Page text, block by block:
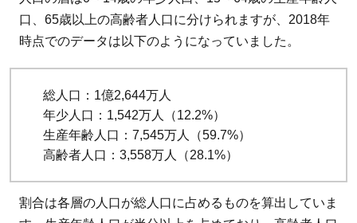
2.1
都道
ける
出生
率の
違い
諸外
口、65歳以上の高齢者人口に分けられますが、2018年
時点でのデータは以下のようになっていました。
総人口：1億2,644万人
年少人口：1,542万人（12.2%）
生産年齢人口：7,545万人（59.7%）
高齢者人口：3,558万人（28.1%）
割合は各層の人口が総人口に占めるものを算出していま